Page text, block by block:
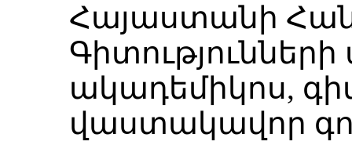
Հայաստանի
ակադեմիկոս,
վաստակավոր